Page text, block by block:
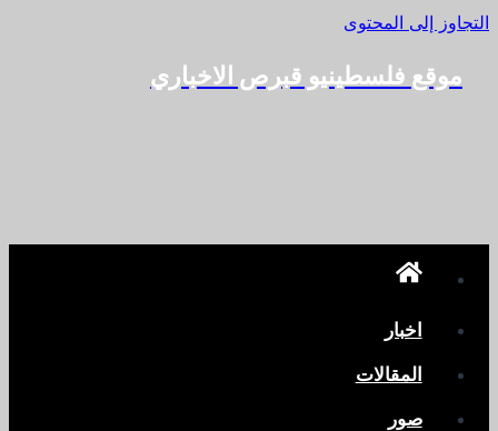
التجاوز إلى المحتوى
موقع فلسطينيو قبرص الاخباري
اخبار
المقالات
صور